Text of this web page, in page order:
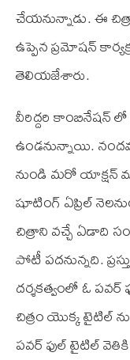
చేయనున్నాడు. ఈ
ఉప్పెన ప్రమోషన్
తెలియజేశారు.
వీరిద్దరి కాంబినేషన్
ఉండనున్నాయి.
నుండి మరో యాక్షన్
షూటింగ్ ఏప్రిల్
చిత్రాని వచ్చే ఏడాది
పోటీ పదనున్నది.
దర్శకత్వంలో ఓ పవర్
చిత్రం యొక్క టైటిల్ ను
పవర్ ఫుల్ టైటిల్